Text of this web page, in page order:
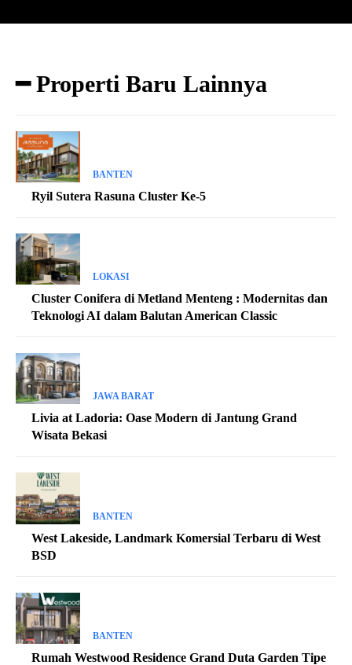
━ Properti Baru Lainnya
BANTEN
Ryil Sutera Rasuna Cluster Ke-5
LOKASI
Cluster Conifera di Metland Menteng : Modernitas dan
Teknologi AI dalam Balutan American Classic
JAWA BARAT
Livia at Ladoria: Oase Modern di Jantung Grand
Wisata Bekasi
BANTEN
West Lakeside, Landmark Komersial Terbaru di West
BSD
BANTEN
Rumah Westwood Residence Grand Duta Garden Tipe